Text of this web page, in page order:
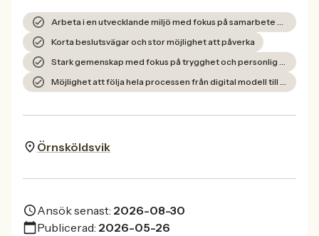
Arbeta i en utvecklande miljö med fokus på samarbete och innovation
Korta beslutsvägar och stor möjlighet att påverka
Stark gemenskap med fokus på trygghet och personlig utveckling
Möjlighet att följa hela processen från digital modell till färdigt betongelement
Örnsköldsvik
Ansök senast: 2026-08-30
Publicerad: 2026-05-26